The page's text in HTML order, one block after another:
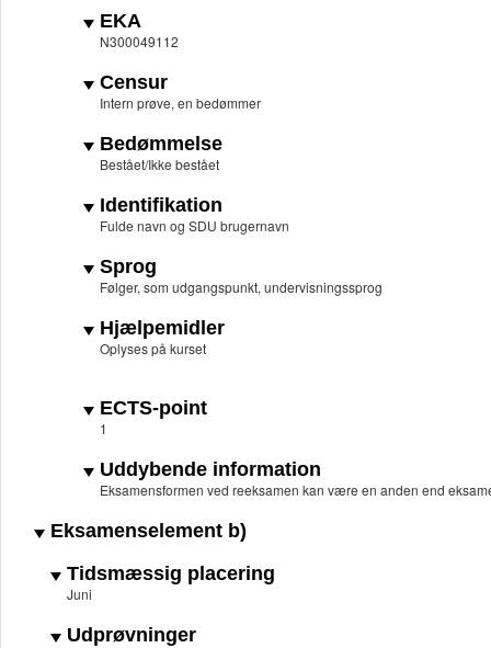
EKA
N300049112
Censur
Intern prøve, en bedømmer
Bedømmelse
Bestået/Ikke bestået
Identifikation
Fulde navn og SDU brugernavn
Sprog
Følger, som udgangspunkt, undervisningssprog
Hjælpemidler
Oplyses på kurset
ECTS-point
1
Uddybende information
Eksamensformen ved reeksamen kan være en anden end
Eksamenselement b)
Tidsmæssig placering
Juni
Udprøvninger